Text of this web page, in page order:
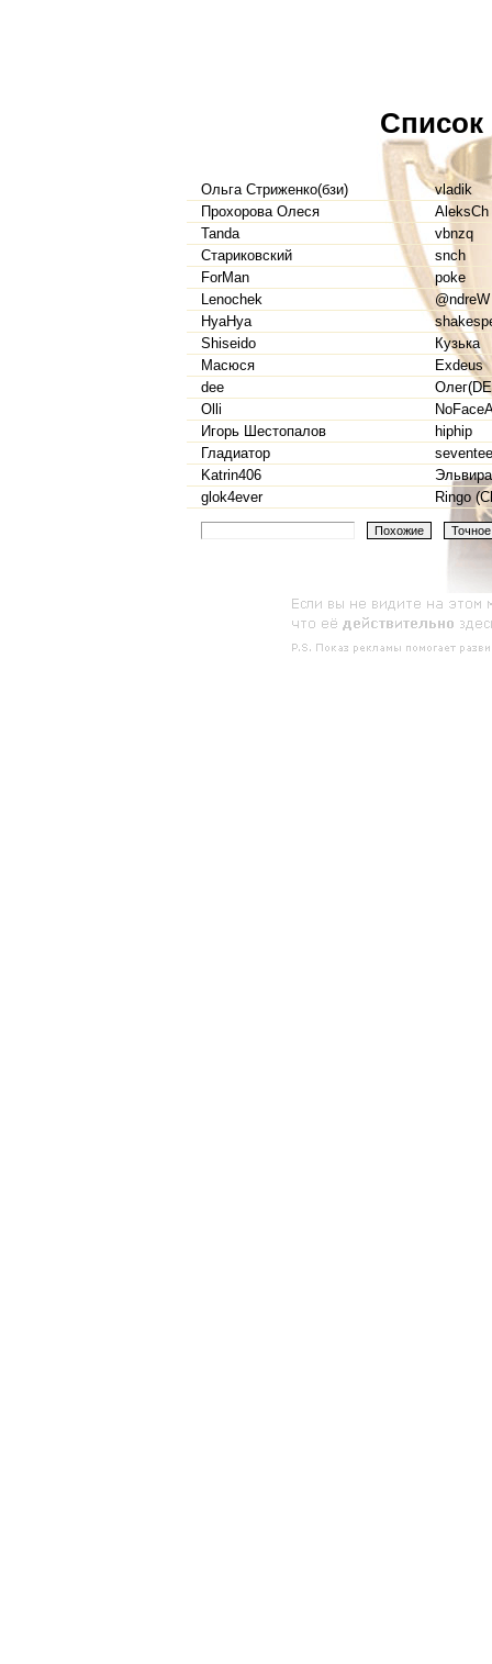
Список
Ольга Стриженко(бзи)
vladik
Прохорова Олеся
AleksCh
Tanda
vbnzq
Стариковский
snch
ForMan
poke
Lenochek
@ndreW
HyaHya
Shiseido
Кузька
Масюся
Exdeus
dee
Olli
Игорь Шестопалов
hiphip
Гладиатор
Katrin406
glok4ever
Ringo